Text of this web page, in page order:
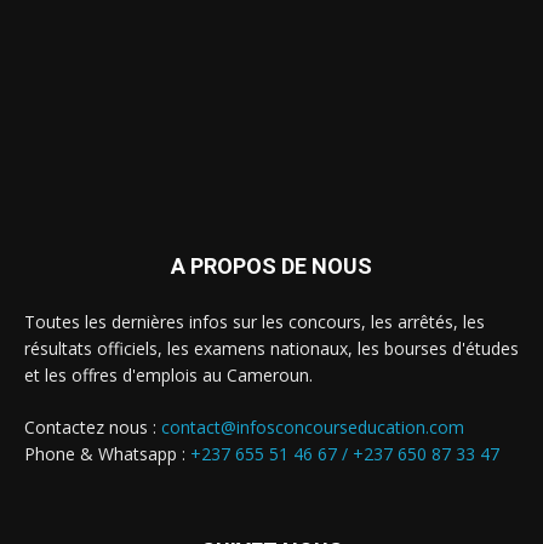
A PROPOS DE NOUS
Toutes les dernières infos sur les concours, les arrêtés, les
résultats officiels, les examens nationaux, les bourses d'études
et les offres d'emplois au Cameroun.
Contactez nous : contact@infosconcourseducation.com
Phone & Whatsapp : +237 655 51 46 67 / +237 650 87 33 47